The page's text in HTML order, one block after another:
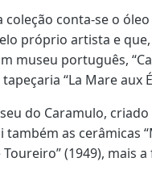
coleção conta-se o
próprio artista e
museu português,
“La Mare aux
do Caramulo,
as cerâmicas
Toureiro” (1949),